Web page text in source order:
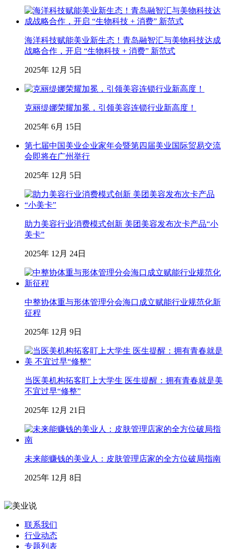
海洋科技赋能美业新生态！青岛融智汇与美物科技达成
战略合作，开启 “生物科技 + 消费” 新范式
2025年 12月 5日
克丽缇娜荣耀加冕，引领美容连锁行业新高度！
2025年 6月 15日
第七届中国美业企业家年会暨第四届美业国际贸易交流
会即将在广州举行
2025年 12月 5日
助力美容行业消费模式创新 美团美容发布次卡产品“小
美卡”
2025年 12月 24日
中整协体重与形体管理分会海口成立赋能行业规范化新
征程
2025年 12月 9日
当医美机构拓客盯上大学生 医生提醒：拥有青春就是美
不宜过早“修整”
2025年 12月 21日
未来能赚钱的美业人：皮肤管理店家的全方位破局指南
2025年 12月 8日
联系我们
行业动态
专题列表